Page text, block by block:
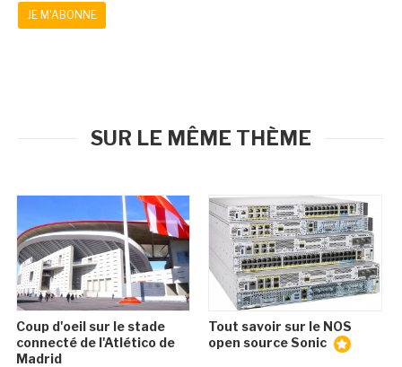
JE M'ABONNE
SUR LE MÊME THÈME
Coup d'oeil sur le stade
connecté de l'Atlético de
Madrid
Tout savoir sur le NOS
open source Sonic